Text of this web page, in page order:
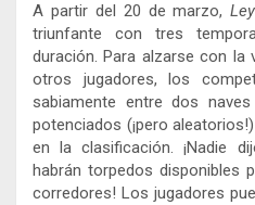
A partir del 20 de marzo,
triunfante con tres
duración. Para alzarse con
otros jugadores, los
sabiamente entre dos
potenciados (¡pero
en la clasificación. ¡Nadie
habrán torpedos disponibles
corredores! Los jugadores